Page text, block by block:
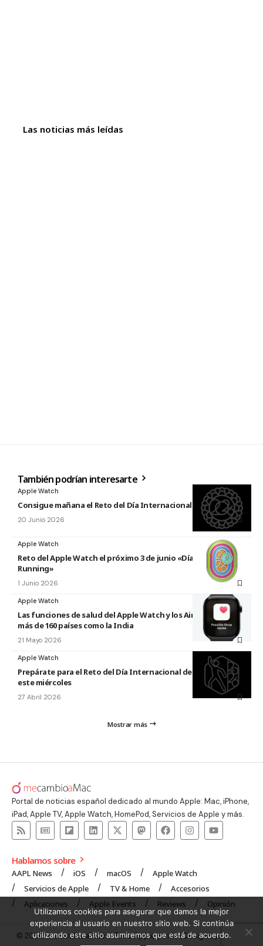
Las noticias más leídas
También podrían interesarte
Apple Watch
Consigue mañana el Reto del Día Internacional del Yoga 2026
20 Junio 2026
Apple Watch
Reto del Apple Watch el próximo 3 de junio «Día Mundial del
Running»
1 Junio 2026
Apple Watch
Las funciones de salud del Apple Watch y los AirPods llegan a
más de 160 países como la India
21 Mayo 2026
Apple Watch
Prepárate para el Reto del Día Internacional de la Danza 2026
este miércoles
27 Abril 2026
Mostrar más
Portal de noticias español dedicado al mundo Apple: Mac, iPhone,
iPad, Apple TV, Apple Watch, HomePod, Servicios de Apple y más.
Hablamos sobre
AAPL News iOS macOS
Apple Watch
Servicios de Apple
TV & Home
Accesorios
Aplicaciones
Apple Events Reviews Opinión
© 2008 mecambioaMac – Todo Apple y más | Design byUNXON
Utilizamos cookies para asegurar que damos la mejor
experiencia al usuario en nuestro sitio web. Si continúa
utilizando este sitio asumiremos que está de acuerdo.